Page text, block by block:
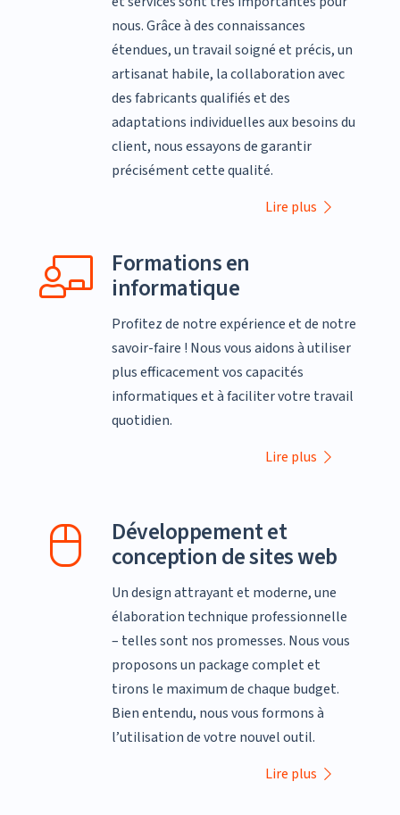
nous. Grâce à des connaissances
étendues, un travail soigné et précis, un
artisanat habile, la collaboration avec
des fabricants qualifiés et des
adaptations individuelles aux besoins du
client, nous essayons de garantir
précisément cette qualité.
Lire plus
Formations en
informatique
Profitez de notre expérience et de notre
savoir-faire ! Nous vous aidons à utiliser
plus efficacement vos capacités
informatiques et à faciliter votre travail
quotidien.
Lire plus
Développement et
conception de sites web
Un design attrayant et moderne, une
élaboration technique professionnelle
– telles sont nos promesses. Nous vous
proposons un package complet et
tirons le maximum de chaque budget.
Bien entendu, nous vous formons à
l’utilisation de votre nouvel outil.
Lire plus